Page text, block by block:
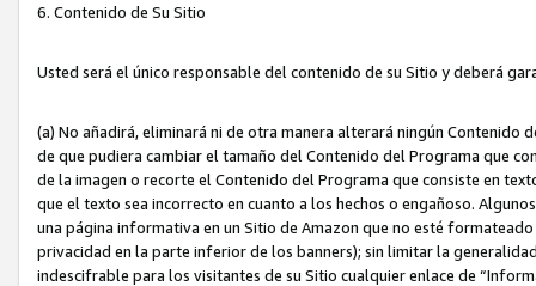
6. Contenido de Su Sitio
Usted será el único responsable del contenido de su Sitio y deberá
(a) No añadirá, eliminará ni de otra manera alterará ningún
de que pudiera cambiar el tamaño del Contenido del Programa que
de la imagen o recorte el Contenido del Programa que consiste en
que el texto sea incorrecto en cuanto a los hechos o engañoso.
una página informativa en un Sitio de Amazon que no esté
privacidad en la parte inferior de los banners); sin limitar la
indescifrable para los visitantes de su Sitio cualquier enlace de